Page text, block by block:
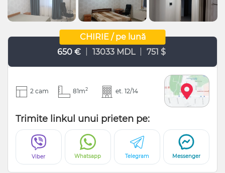
CHIRIE / pe lună
650 €
13033 MDL 751 $
2 cam 81m2 et. 12/14
Trimite linkul unui prieten pe:
Viber Whatsapp Telegram Messenger